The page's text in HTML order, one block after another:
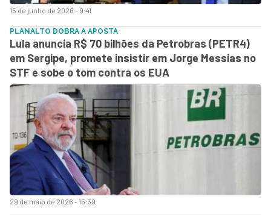
15 de junho de 2026 - 9:41
29 de maio de 2026 - 15:39
PLANALTO DOBRA A APOSTA
Lula anuncia R$ 70 bilhões da Petrobras (PETR4)
em Sergipe, promete insistir em Jorge Messias no
STF e sobe o tom contra os EUA